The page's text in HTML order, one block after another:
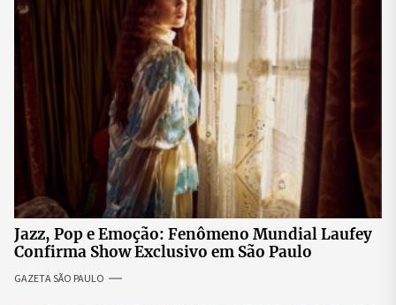
Jazz, Pop e Emoção: Fenômeno Mundial Laufey
Confirma Show Exclusivo em São Paulo
GAZETA SÃO PAULO